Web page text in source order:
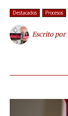
Destacados Procesos
Escrito por